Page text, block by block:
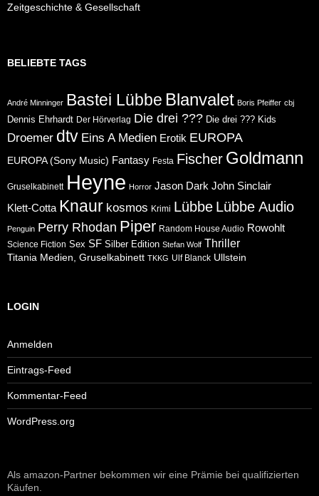
Zeitgeschichte & Gesellschaft
BELIEBTE TAGS
André Minninger Bastei Lübbe Blanvalet Boris Pfeiffer cbj
Dennis Ehrhardt Der Hörverlag Die drei ??? Die drei ??? Kids
Droemer dtv Eins A Medien Erotik EUROPA
EUROPA (Sony Music) Fantasy Festa Fischer Goldmann
Gruselkabinett Heyne Horror Jason Dark John Sinclair
Klett-Cotta Knaur kosmos Krimi Lübbe Lübbe Audio
Penguin Perry Rhodan Piper Random House Audio Rowohlt
Science Fiction Sex SF Silber Edition Stefan Wolf Thriller
Titania Medien, Gruselkabinett TKKG Ulf Blanck Ullstein
LOGIN
Anmelden
Eintrags-Feed
Kommentar-Feed
WordPress.org
Als amazon-Partner bekommen wir eine Prämie bei qualifizierten
Käufen.